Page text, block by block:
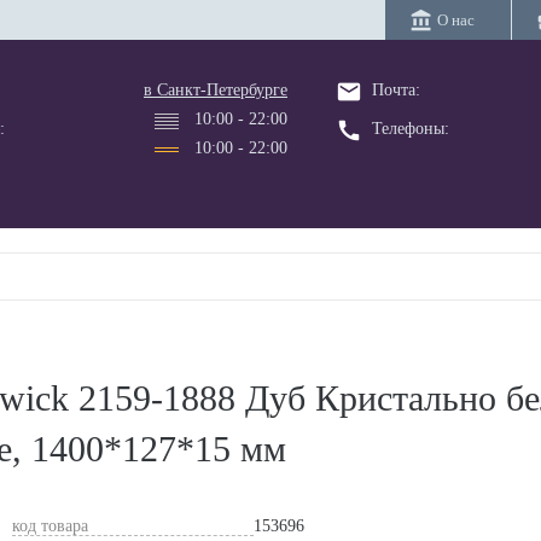
account_balance О нас
в Санкт-Петербурге
10:00 - 22:00
10:00 - 22:00
email Почта:
call Телефоны:
2159-1888 Дуб Кристально
1400*127*15 мм
код товара 153696